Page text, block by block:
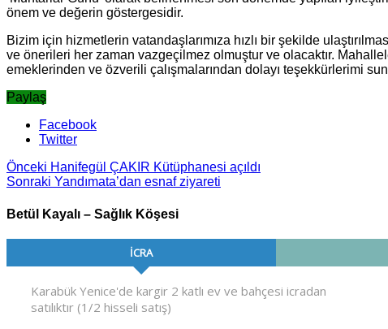
önem ve değerin göstergesidir.
Bizim için hizmetlerin vatandaşlarımıza hızlı bir şekilde
ve önerileri her zaman vazgeçilmez olmuştur ve olacaktır.
emeklerinden ve özverili çalışmalarından dolayı teşekkürlerimi
Paylaş
Facebook
Twitter
Önceki Hanifegül ÇAKIR Kütüphanesi açıldı
Sonraki Yandımata’dan esnaf ziyareti
Betül Kayalı – Sağlık Köşesi